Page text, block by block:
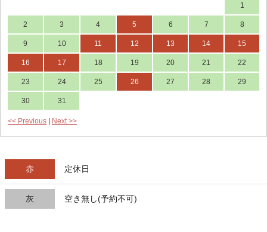
v
i
g
a
t
i
o
<< Previous | Next >>
1
2 3 4 5 6 7 8
9 10 11 12 13 14 15
16 17 18 19 20 21 22
23 24 25 26 27 28 29
30 31
赤 定休日
灰 空き無し(予約不可)